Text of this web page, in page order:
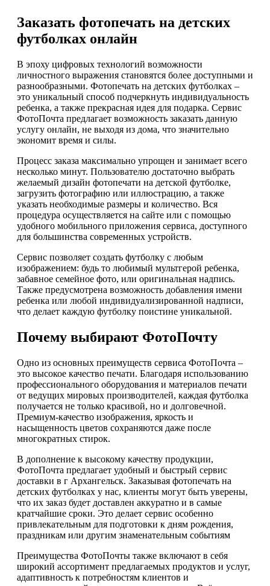
Заказать фотопечать на детских
футболках онлайн
В эпоху цифровых технологий возможности
личностного выражения становятся более доступными и
разнообразными. Фотопечать на детских футболках –
это уникальный способ подчеркнуть индивидуальность
ребенка, а также прекрасная идея для подарка. Сервис
ФотоПочта предлагает возможность заказать данную
услугу онлайн, не выходя из дома, что значительно
экономит время и силы.
Процесс заказа максимально упрощен и занимает всего
несколько минут. Пользователю достаточно выбрать
желаемый дизайн фотопечати на детской футболке,
загрузить фотографию или иллюстрацию, а также
указать необходимые размеры и количество. Вся
процедура осуществляется на сайте или с помощью
удобного мобильного приложения сервиса, доступного
для большинства современных устройств.
Сервис позволяет создать футболку с любым
изображением: будь то любимый мультгерой ребенка,
забавное семейное фото, или оригинальная надпись.
Также предусмотрена возможность добавления имени
ребенка или любой индивидуализированной надписи,
что делает каждую футболку поистине уникальной.
Почему выбирают ФотоПочту
Одно из основных преимуществ сервиса ФотоПочта –
это высокое качество печати. Благодаря использованию
профессионального оборудования и материалов печати
от ведущих мировых производителей, каждая футболка
получается не только красивой, но и долговечной.
Премиум-качество изображения, яркость и
насыщенность цветов сохраняются даже после
многократных стирок.
В дополнение к высокому качеству продукции,
ФотоПочта предлагает удобный и быстрый сервис
доставки в г Архангельск. Заказывая фотопечать на
детских футболках у нас, клиенты могут быть уверены,
что их заказ будет доставлен аккуратно и в самые
кратчайшие сроки. Это делает сервис особенно
привлекательным для подготовки к дням рождения,
праздникам или другим знаменательным событиям
Преимущества ФотоПочты также включают в себя
широкий ассортимент предлагаемых продуктов и услуг,
адаптивность к потребностям клиентов и